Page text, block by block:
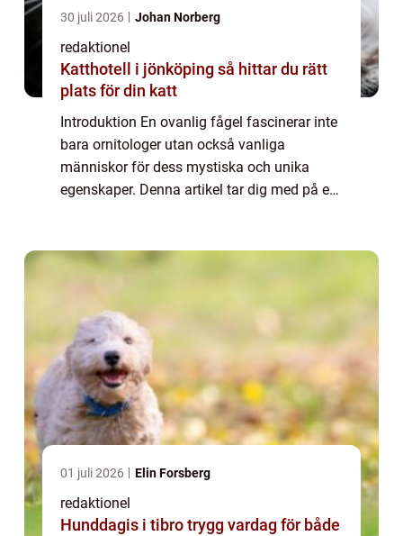
30 juli 2026 Johan Norberg
redaktionel
Katthotell i jönköping så hittar du rätt
plats för din katt
Introduktion En ovanlig fågel fascinerar inte
bara ornitologer utan också vanliga
människor för dess mystiska och unika
egenskaper. Denna artikel tar dig med på en
översi...
01 juli 2026 Elin Forsberg
redaktionel
Hunddagis i tibro trygg vardag för både